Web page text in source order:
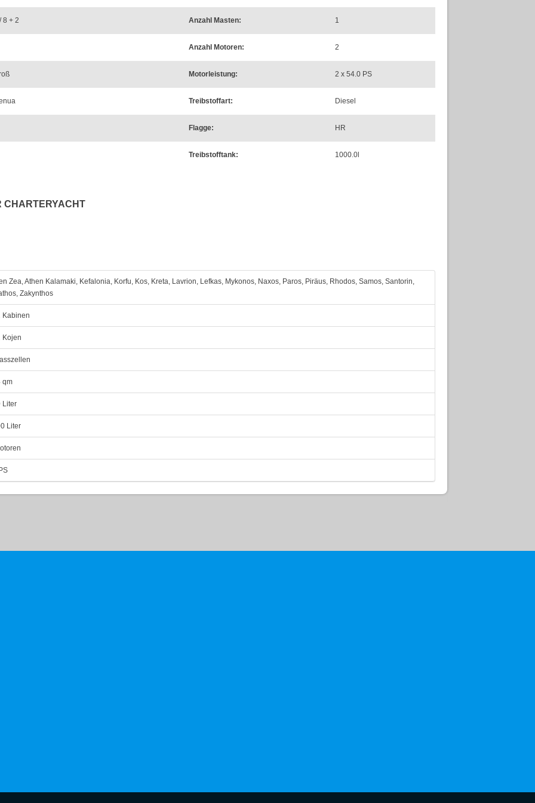
8 + 2 Anzahl Masten: 1
Anzahl Motoren: 2
Motorleistung: 2 x 54.0 PS
Treibstoffart: Diesel
Flagge: HR
Treibstofftank: 1000.0l
CHARTERYACHT
Zea, Athen Kalamaki, Kefalonia, Korfu, Kos, Kreta, Lavrion, Lefkas, Mykonos, Naxos, Paros, Piräus, Rhodos, Samos, Santorin,
Zakynthos
Kabinen
Kojen
qm
Liter
Liter